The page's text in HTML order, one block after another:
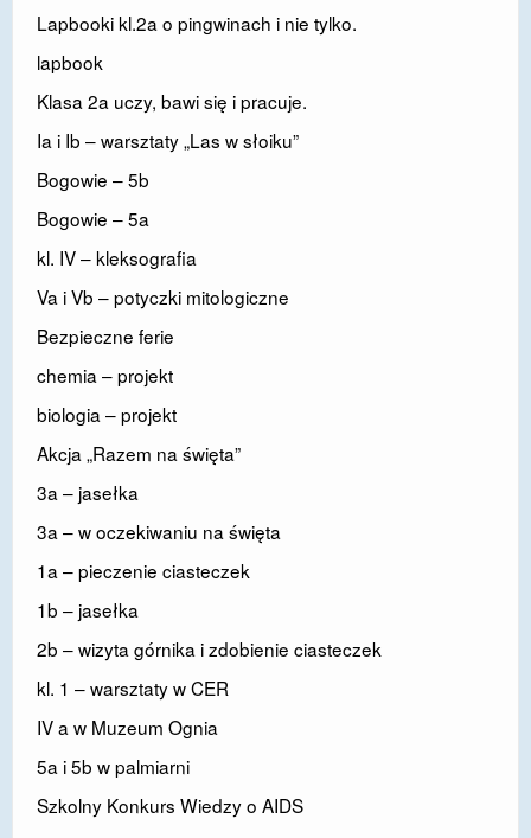
PROJEKT ,,SZKOŁY Z JAKOŚCIĄ – ROZWÓJ
KSZTAŁCENIA OGÓLNEGO NA TERENIE MIASTA
ŻORY”
REKRUTACJA 2026/2027
Lapbooki kl.2a o pingwinach i nie tylko.
lapbook
Klasa 2a uczy, bawi się i pracuje.
Ia i Ib – warsztaty „Las w słoiku”
Bogowie – 5b
Bogowie – 5a
kl. IV – kleksografia
Va i Vb – potyczki mitologiczne
Bezpieczne ferie
chemia – projekt
biologia – projekt
Akcja „Razem na święta”
3a – jasełka
3a – w oczekiwaniu na święta
1a – pieczenie ciasteczek
1b – jasełka
2b – wizyta górnika i zdobienie ciasteczek
kl. 1 – warsztaty w CER
IV a w Muzeum Ognia
5a i 5b w palmiarni
Szkolny Konkurs Wiedzy o AIDS